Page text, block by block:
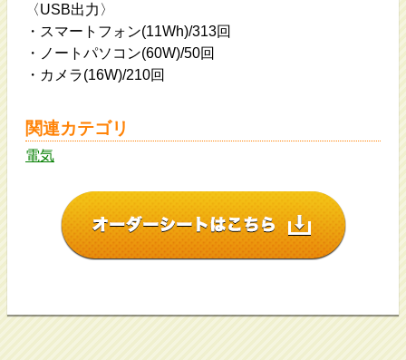
〈USB出力〉
・スマートフォン(11Wh)/313回
・ノートパソコン(60W)/50回
・カメラ(16W)/210回
関連カテゴリ
電気